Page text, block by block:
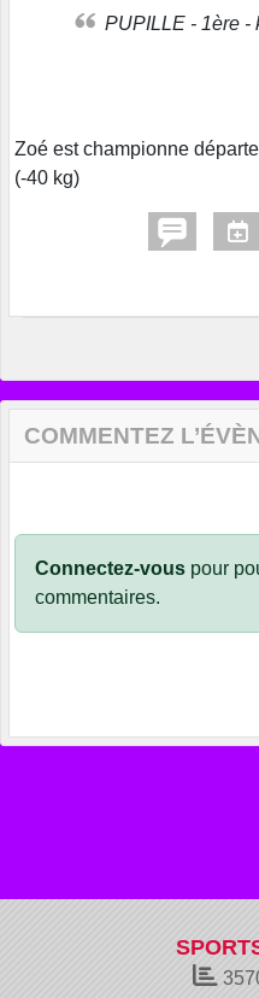
PUPILLE - 1ère
Zoé est championne
(-40 kg)
COMMENTEZ
Connectez-vous pour
commentaires.